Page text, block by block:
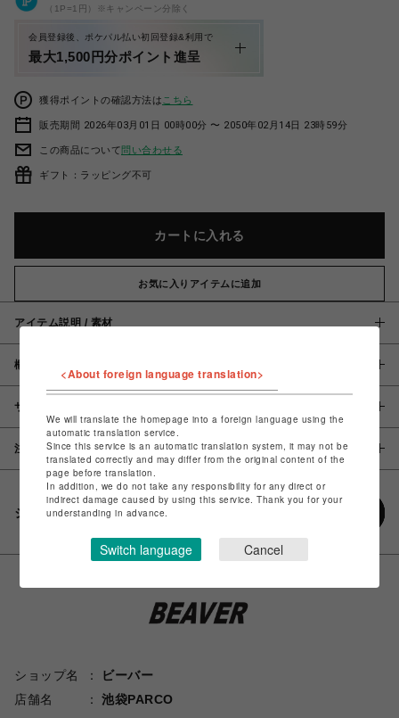
（1P=1円）※キャンペーン分除く
会員登録後、ポケパル払い初回登録&利用で
最大1,500円分ポイント進呈
獲得ポイントの確認方法は こちら
販売期間 2026年03月01日 00時00分 〜 2050年02月14日 23時59分
この商品について問い合わせる
ギフト：ラッピング不可
カートに入れる
お気に入りアイテムに追加
アイテム説明 / 素材
概要
サイズ
注意事項
シェアする
ショップ名
ビーバー
店舗名
池袋PARCO
<About foreign language translation>
We will translate the homepage into a foreign language using the
automatic translation service.
Since this service is an automatic translation system, it may not be
translated correctly and may differ from the original content of the
page before translation.
In addition, we do not take any responsibility for any direct or
indirect damage caused by using this service. Thank you for your
understanding in advance.
Switch language Cancel